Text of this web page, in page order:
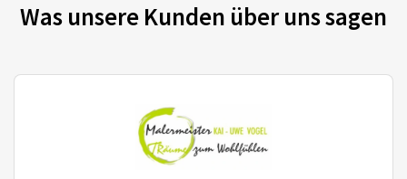
Was unsere Kunden über uns sagen